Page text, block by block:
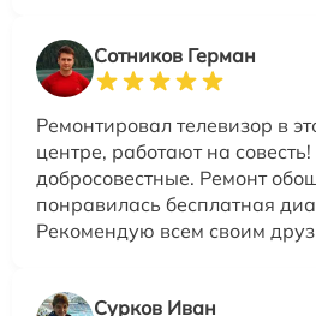
Сотников Герман
Ремонтировал телевизор в
центре, работают на
добросовестные. Ремонт
понравилась бесплатная
Рекомендую всем своим
Сурков Иван